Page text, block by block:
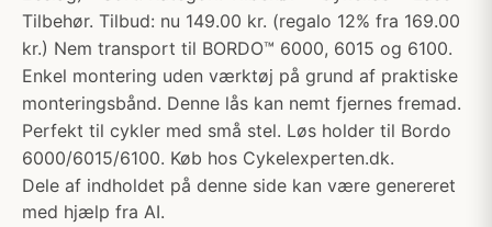
Tilbehør. Tilbud: nu 149.00 kr. (regalo 12% fra 169.00
kr.) Nem transport til BORDO™ 6000, 6015 og 6100.
Enkel montering uden værktøj på grund af praktiske
monteringsbånd. Denne lås kan nemt fjernes fremad.
Perfekt til cykler med små stel. Løs holder til Bordo
6000/6015/6100. Køb hos Cykelexperten.dk.
Dele af indholdet på denne side kan være genereret
med hjælp fra AI.